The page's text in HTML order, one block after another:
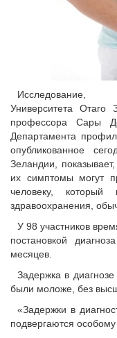
Исследование,
Университета
профессора Сары
Департамента
опубликованное
Зеландии,
их симптомы могут
человеку,
здравоохранения,
У 98 участников
постановкой
месяцев.
Задержка в
были моложе, без
«Задержки в
подвергаются